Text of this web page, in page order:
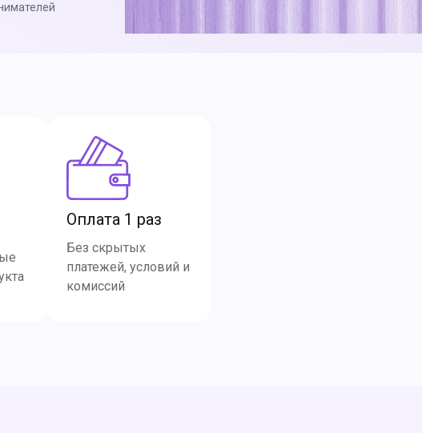
Оплата 1 раз
Без скрытых
платежей, условий и
комиссий